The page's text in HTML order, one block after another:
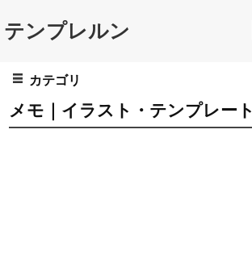
テンプレルン
カテゴリ
メモ｜イラスト・テンプレート